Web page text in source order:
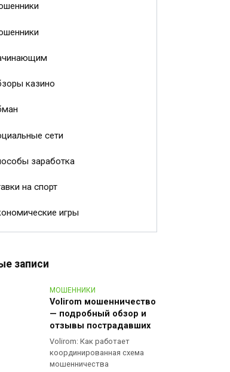
казино
сети
заработка
на спорт
игры
записи
МОШЕННИКИ
Volirom мошенничество
— подробный обзор и
отзывы пострадавших
Volirom: Как работает
координированная схема
мошенничества